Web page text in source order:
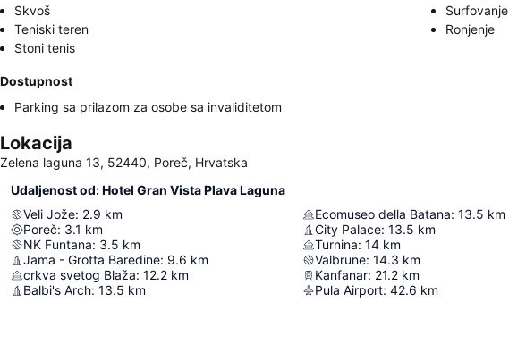
Skvoš
Surfovanje
Teniski teren
Ronjenje
Stoni tenis
Dostupnost
Parking sa prilazom za osobe sa invaliditetom
Lokacija
Zelena laguna 13, 52440, Poreč, Hrvatska
Udaljenost od: Hotel Gran Vista Plava Laguna
Veli Jože: 2.9 km
Poreč: 3.1 km
NK Funtana: 3.5 km
Jama - Grotta Baredine: 9.6 km
crkva svetog Blaža: 12.2 km
Balbi's Arch: 13.5 km
Ecomuseo della Batana: 13.5 km
City Palace: 13.5 km
Turnina: 14 km
Valbrune: 14.3 km
Kanfanar: 21.2 km
Pula Airport: 42.6 km